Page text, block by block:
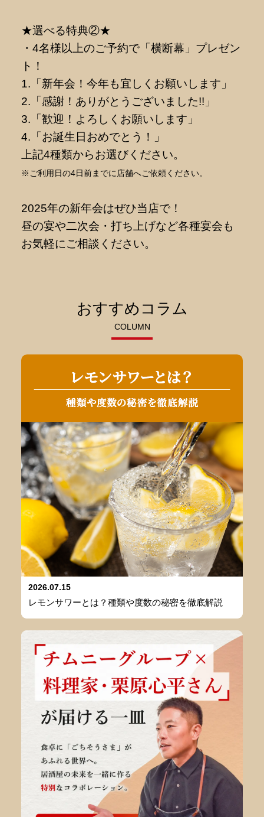
★選べる特典②★
・4名様以上のご予約で「横断幕」プレゼン
ト！
1.「新年会！今年も宜しくお願いします」
2.「感謝！ありがとうございました!!」
3.「歓迎！よろしくお願いします」
4.「お誕生日おめでとう！」
上記4種類からお選びください。
※ご利用日の4日前までに店舗へご依頼ください。
2025年の新年会はぜひ当店で！
昼の宴や二次会・打ち上げなど各種宴会も
お気軽にご相談ください。
おすすめコラム
COLUMN
2026.07.15
レモンサワーとは？種類や度数の秘密を徹底解説